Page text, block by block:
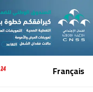
Français